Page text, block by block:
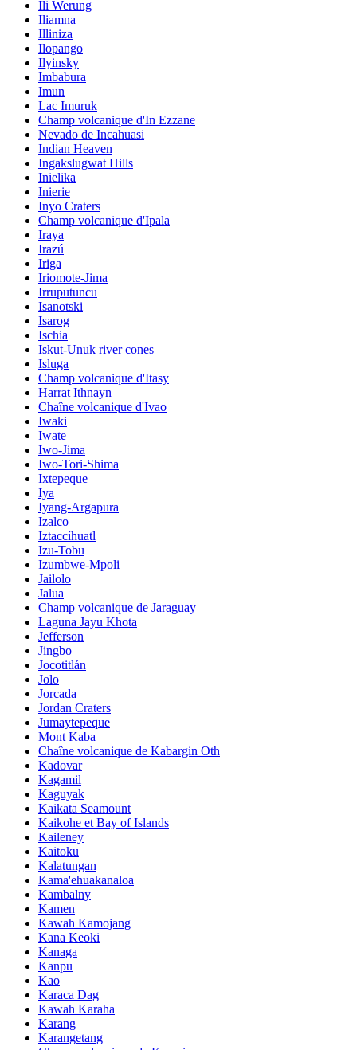
Ili Werung
Iliamna
Illiniza
Ilopango
Ilyinsky
Imbabura
Imun
Lac Imuruk
Champ volcanique d'In Ezzane
Nevado de Incahuasi
Indian Heaven
Ingakslugwat Hills
Inielika
Inierie
Inyo Craters
Champ volcanique d'Ipala
Iraya
Irazú
Iriga
Iriomote-Jima
Irruputuncu
Isanotski
Isarog
Ischia
Iskut-Unuk river cones
Isluga
Champ volcanique d'Itasy
Harrat Ithnayn
Chaîne volcanique d'Ivao
Iwaki
Iwate
Iwo-Jima
Iwo-Tori-Shima
Ixtepeque
Iya
Iyang-Argapura
Izalco
Iztaccíhuatl
Izu-Tobu
Izumbwe-Mpoli
Jailolo
Jalua
Champ volcanique de Jaraguay
Laguna Jayu Khota
Jefferson
Jingbo
Jocotitlán
Jolo
Jorcada
Jordan Craters
Jumaytepeque
Mont Kaba
Chaîne volcanique de Kabargin Oth
Kadovar
Kagamil
Kaguyak
Kaikata Seamount
Kaikohe et Bay of Islands
Kaileney
Kaitoku
Kalatungan
Kama'ehuakanaloa
Kambalny
Kamen
Kawah Kamojang
Kana Keoki
Kanaga
Kanpu
Kao
Karaca Dag
Kawah Karaha
Karang
Karangetang